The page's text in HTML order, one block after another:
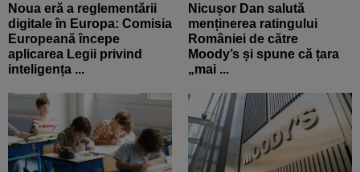
Noua eră a reglementării
digitale în Europa: Comisia
Europeană începe
aplicarea Legii privind
inteligența ...
Nicușor Dan salută
menținerea ratingului
României de către
Moody’s și spune că țara
„mai ...